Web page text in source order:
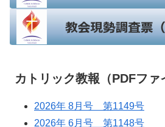
カトリック教報（PDFファ
2026年 8月号 第1149号
2026年 6月号 第1148号